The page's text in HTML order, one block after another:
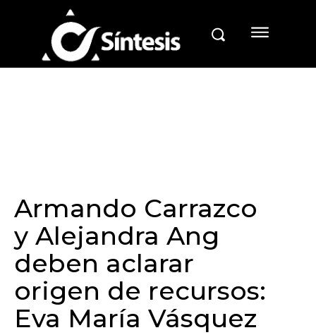
Armando Carrazco
y Alejandra Ang
deben aclarar
origen de recursos:
Eva María Vásquez